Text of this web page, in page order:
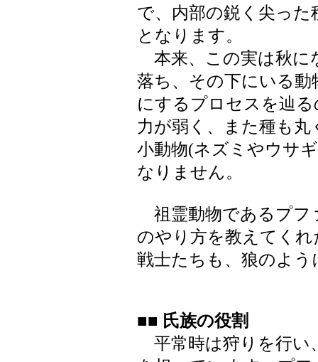
で、内部の鋭く尖っ
となります。
本来、この実は秋に
落ち、その下にいる
にするプロセスを辿
力が弱く、また種も
小動物(ネズミやウサ
なりません。
祖霊動物であるプフ
のやり方を教えてく
戦士たちも、狼のよ
■■ 氏族の役割
平常時は狩りを行い